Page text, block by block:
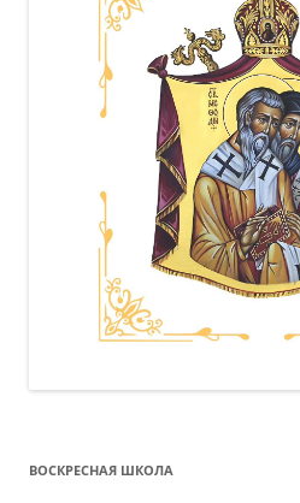
ВОСКРЕСНАЯ ШКОЛА